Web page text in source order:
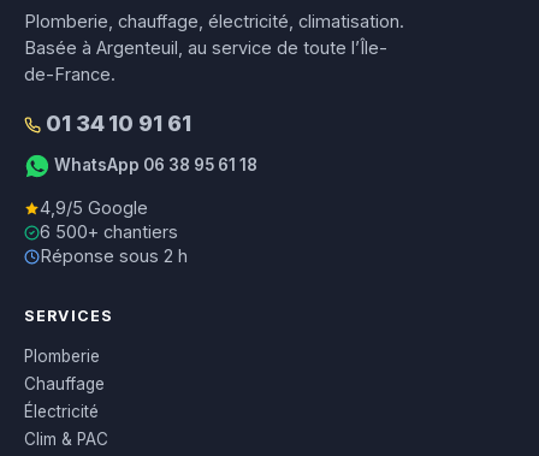
Plomberie, chauffage, électricité, climatisation.
Basée à Argenteuil, au service de toute l’Île-
de-France.
01 34 10 91 61
WhatsApp 06 38 95 61 18
4,9/5 Google
6 500+ chantiers
Réponse sous 2 h
SERVICES
Plomberie
Chauffage
Électricité
Clim & PAC